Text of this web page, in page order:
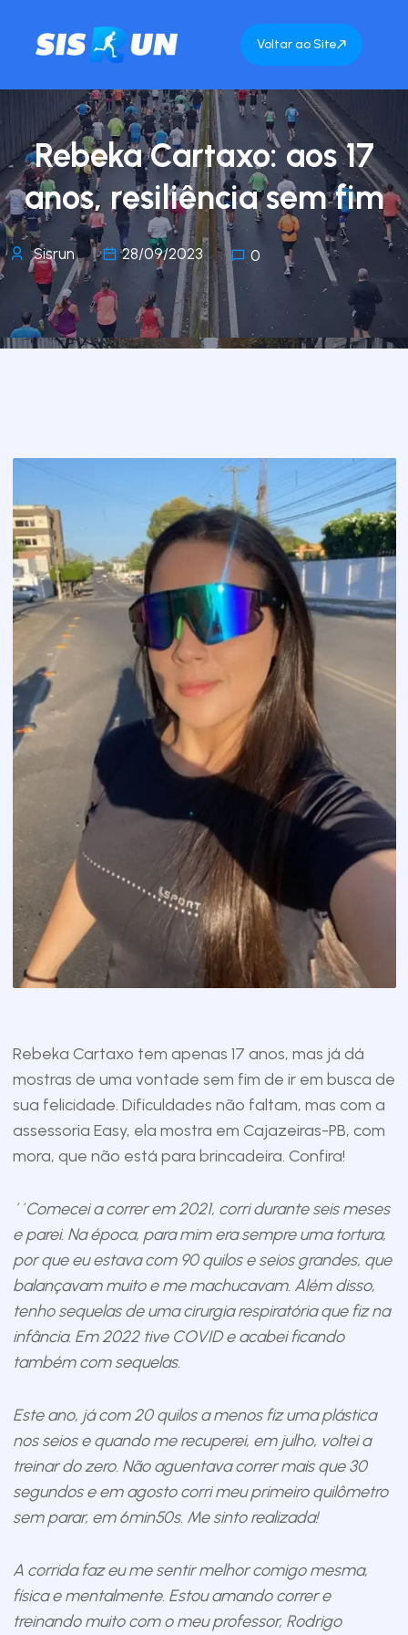
Voltar ao Site
Rebeka Cartaxo: aos 17
anos, resiliência sem fim
Sisrun 28/09/2023 0
Rebeka Cartaxo tem apenas 17 anos, mas já dá
mostras de uma vontade sem fim de ir em busca de
sua felicidade. Dificuldades não faltam, mas com a
assessoria Easy, ela mostra em Cajazeiras-PB, com
mora, que não está para brincadeira. Confira!
´´Comecei a correr em 2021, corri durante seis meses
e parei. Na época, para mim era sempre uma tortura,
por que eu estava com 90 quilos e seios grandes, que
balançavam muito e me machucavam. Além disso,
tenho sequelas de uma cirurgia respiratória que fiz na
infância. Em 2022 tive COVID e acabei ficando
também com sequelas.
Este ano, já com 20 quilos a menos fiz uma plástica
nos seios e quando me recuperei, em julho, voltei a
treinar do zero. Não aguentava correr mais que 30
segundos e em agosto corri meu primeiro quilômetro
sem parar, em 6min50s. Me sinto realizada!
A corrida faz eu me sentir melhor comigo mesma,
física e mentalmente. Estou amando correr e
treinando muito com o meu professor, Rodrigo